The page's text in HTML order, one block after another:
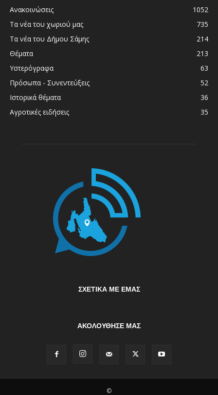
Ανακοινώσεις
1052
Τα νέα του χωριού μας
735
Τα νέα του Δήμου Σάμης
214
Θέματα
213
Υστερόγραφα
63
Πρόσωπα - Συνεντεύξεις
52
Ιστορικά θέματα
36
Αγροτικές ειδήσεις
35
ΣΧΕΤΙΚΆ ΜΕ ΕΜΆΣ
ΑΚΟΛΟΥΘΗΣΕ ΜΑΣ
©